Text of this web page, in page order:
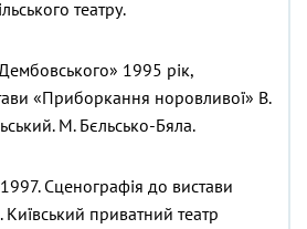
театру.
1995 рік,
«Приборкання норовливої» В.
М. Бєльсько-Бяла.
Сценографія до вистави
приватний театр